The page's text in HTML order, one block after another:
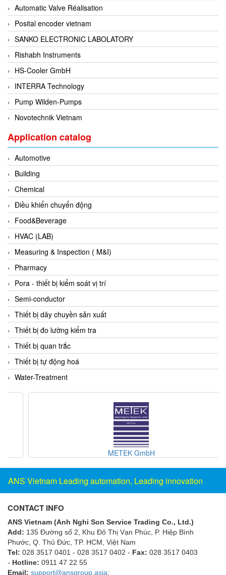
Donghwa Valve
Dongkun
Dosing Pump
DR. NEUMANN Peltier-Technik
Driesen Kern
Dropsa Vietnam
Druck
DSTI
DUCATI
Duclean
Dukin Besko
Dunkermotoren
Durag
Dwyer
DYH
Dynisco
E+E ELEKTRONIK
E+H
E2S
Earthtech
Eaton
EBMPAPST
ECKERLE
Ecom-EX
ECONEX
Ekstrom-Carlson
Elands Cable Vietnam
Electro Industries
Electronic Design System S.R.L Vietnam
Electronics Inc. Viet Nam
Automatic Valve Réalisation
Posital encoder vietnam
SANKO ELECTRONIC LABOLATORY
Rishabh Instruments
HS-Cooler GmbH
INTERRA Technology
Pump Wilden-Pumps
Novotechnik Vietnam
Application catalog
Automotive
Building
Chemical
Điều khiển chuyển động
Food&Beverage
HVAC (LAB)
Measuring & Inspection ( M&I)
Pharmacy
Pora - thiết bị kiểm soát vị trí
Semi-conductor
Thiết bị dây chuyền sản xuất
Thiết bị đo lường kiểm tra
Thiết bị quan trắc
Thiết bị tự động hoá
Water-Treatment
METEK GmbH
ANS Vietnam Leading automation, Leading innovation
CONTACT INFO
ANS Vietnam (Anh Nghi Son Service Trading Co., Ltd.)
Add: 135 Đường số 2, Khu Đô Thị Vạn Phúc, P. Hiệp Bình
Phước, Q. Thủ Đức, TP. HCM , Việt Nam
Tel: 028 3517 0401 - 028 3517 0402 - Fax: 028 3517 0403
- Hotline: 0911 47 22 55
Email: support@ansgroup.asia;